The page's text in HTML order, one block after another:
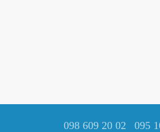
098 609 20 02 095